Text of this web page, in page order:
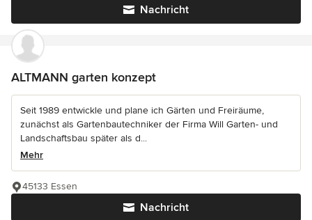
Nachricht
ALTMANN garten konzept
Seit 1989 entwickle und plane ich Gärten und Freiräume,
zunächst als Gartenbautechniker der Firma Will Garten- und
Landschaftsbau später als d...
Mehr
Nachricht
45133 Essen